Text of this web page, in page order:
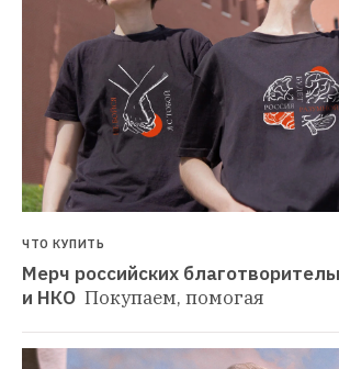
ЧТО КУПИТЬ
Мерч российских
и НКО Покупаем, помогая